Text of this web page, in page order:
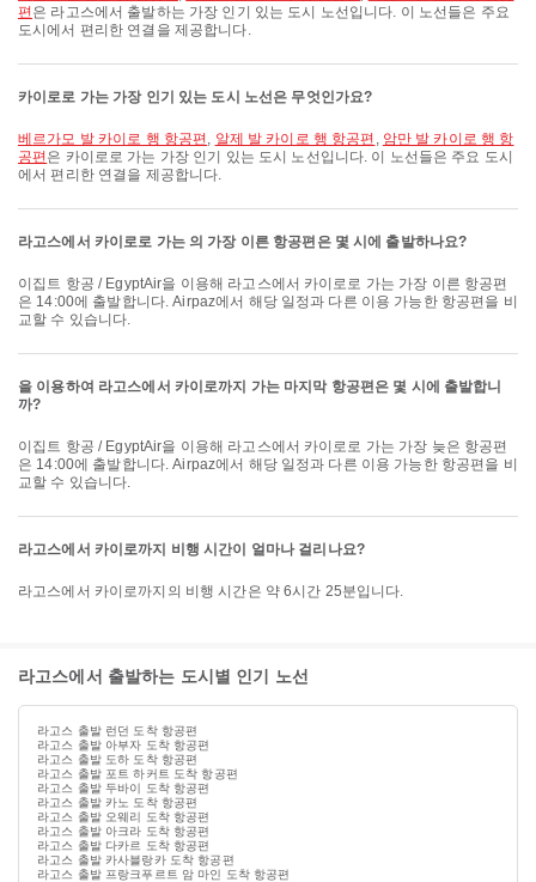
편 은 라고스에서 출발하는 가장 인기 있는 도시 노선입니다. 이 노선들은 주요
도시에서 편리한 연결을 제공합니다.
카이로로 가는 가장 인기 있는 도시 노선은 무엇인가요?
베르가모 발 카이로 행 항공편 , 알제 발 카이로 행 항공편 , 암만 발 카이로 행 항
공편 은 카이로로 가는 가장 인기 있는 도시 노선입니다. 이 노선들은 주요 도시
에서 편리한 연결을 제공합니다.
라고스에서 카이로로 가는 의 가장 이른 항공편은 몇 시에 출발하나요?
이집트 항공 / EgyptAir을 이용해 라고스에서 카이로로 가는 가장 이른 항공편
은 14:00에 출발합니다. Airpaz에서 해당 일정과 다른 이용 가능한 항공편을 비
교할 수 있습니다.
을 이용하여 라고스에서 카이로까지 가는 마지막 항공편은 몇 시에 출발합니
까?
이집트 항공 / EgyptAir을 이용해 라고스에서 카이로로 가는 가장 늦은 항공편
은 14:00에 출발합니다. Airpaz에서 해당 일정과 다른 이용 가능한 항공편을 비
교할 수 있습니다.
라고스에서 카이로까지 비행 시간이 얼마나 걸리나요?
라고스에서 카이로까지의 비행 시간은 약 6시간 25분입니다.
라고스에서 출발하는 도시별 인기 노선
라고스 출발 런던 도착 항공편
라고스 출발 아부자 도착 항공편
라고스 출발 도하 도착 항공편
라고스 출발 포트 하커트 도착 항공편
라고스 출발 두바이 도착 항공편
라고스 출발 카노 도착 항공편
라고스 출발 오웨리 도착 항공편
라고스 출발 아크라 도착 항공편
라고스 출발 다카르 도착 항공편
라고스 출발 카사블랑카 도착 항공편
라고스 출발 프랑크푸르트 암 마인 도착 항공편